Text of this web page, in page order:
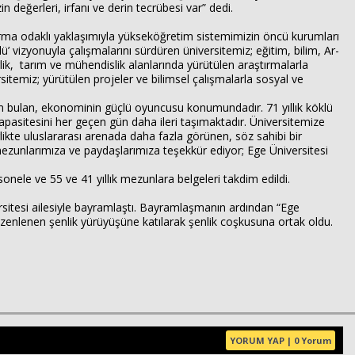
değerleri, irfanı ve derin tecrübesi var” dedi.
odaklı yaklaşımıyla yükseköğretim sistemimizin öncü kurumları
çalışmalarını sürdüren üniversitemiz; eğitim, bilim, Ar-
tarım ve mühendislik alanlarında yürütülen araştırmalarla
yürütülen projeler ve bilimsel çalışmalarla sosyal ve
ekonominin güçlü oyuncusu konumundadır. 71 yıllık köklü
her geçen gün daha ileri taşımaktadır. Üniversitemize
uluslararası arenada daha fazla görünen, söz sahibi bir
ve paydaşlarımıza teşekkür ediyor; Ege Üniversitesi
ve 55 ve 41 yıllık mezunlara belgeleri takdim edildi.
ailesiyle bayramlaştı. Bayramlaşmanın ardından “Ege
şenlik yürüyüşüne katılarak şenlik coşkusuna ortak oldu.
YORUM YAP | 0 Yorum